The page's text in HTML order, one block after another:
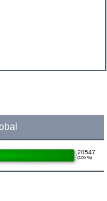
20547
(100 %)